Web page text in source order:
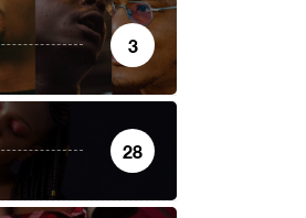
3
28